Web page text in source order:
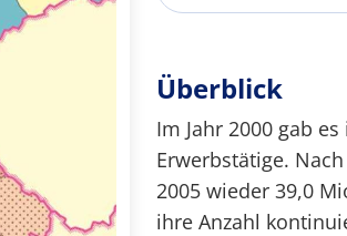
Überblick
Im Jahr 2000 gab
Erwerbstätige.
2005 wieder 39,0
ihre Anzahl